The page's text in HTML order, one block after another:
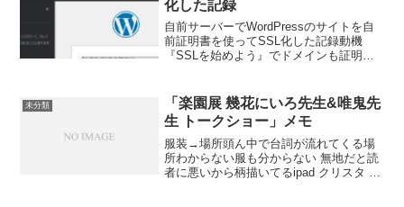
化した記録
自前サーバーでWordPressのサイトを自
前証明書を使ってSSL化した記録動機
『SSLを始めよう』でドメインも証明書
し、、、なんかもったいないWordPress
入れ...
未分類
「楽園展 幾花にいろ先生&唯鬼先
生 トークショー」メモ
服装→場所頭ん中で台詞が流れてくる場
所わからない服も分からない 無地だと読
者に悪いから柄描いてるipad クリスタ パ